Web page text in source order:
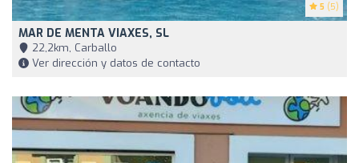
5 (5)
MAR DE MENTA VIAXES, SL
22,2km, Carballo
Ver dirección y datos de contacto